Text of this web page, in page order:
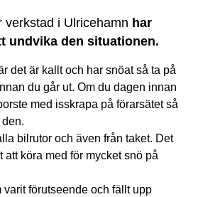
verkstad i Ulricehamn har
undvika den situationen.
det är kallt och har snöat så ta på
du går ut. Om du dagen innan
med isskrapa på förarsätet så
bilrutor och även från taket. Det
att köra med för mycket snö på
varit förutseende och fällt upp